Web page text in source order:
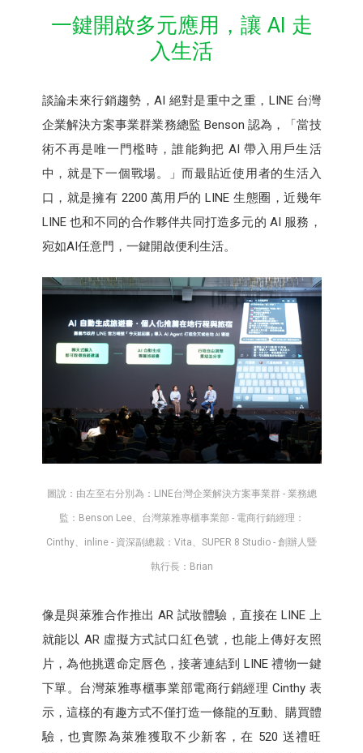
一鍵開啟多元應用，讓 AI 走
入生活
談論未來行銷趨勢，AI 絕對是重中之重，LINE 台灣
企業解決方案事業群業務總監 Benson 認為，「當技
術不再是唯一門檻時，誰能夠把 AI 帶入用戶生活
中，就是下一個戰場。」而最貼近使用者的生活入
口，就是擁有 2200 萬用戶的 LINE 生態圈，近幾年
LINE 也和不同的合作夥伴共同打造多元的 AI 服務，
宛如AI任意門，一鍵開啟便利生活。
圖說：由左至右分別為：LINE台灣企業解決方案事業群 - 業務總
監：Benson Lee、台灣萊雅專櫃事業部 - 電商行銷經理：
Cinthy、inline - 資深副總裁：Vita、SUPER 8 Studio - 創辦人暨
執行長：Brian
像是與萊雅合作推出 AR 試妝體驗，直接在 LINE 上
就能以 AR 虛擬方式試口紅色號，也能上傳好友照
片，為他挑選命定唇色，接著連結到 LINE 禮物一鍵
下單。台灣萊雅專櫃事業部電商行銷經理 Cinthy 表
示，這樣的有趣方式不僅打造一條龍的互動、購買體
驗，也實際為萊雅獲取不少新客，在 520 送禮旺